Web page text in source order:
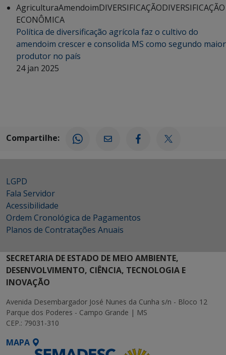
AgriculturaAmendoimDIVERSIFICAÇÃODIVERSIFICAÇÃO
ECONÔMICA
Política de diversificação agrícola faz o cultivo do
amendoim crescer e consolida MS como segundo maior
produtor no país
24 jan 2025
Compartilhe:
LGPD
Fala Servidor
Acessibilidade
Ordem Cronológica de Pagamentos
Planos de Contratações Anuais
SECRETARIA DE ESTADO DE MEIO AMBIENTE,
DESENVOLVIMENTO, CIÊNCIA, TECNOLOGIA E
INOVAÇÃO
Avenida Desembargador José Nunes da Cunha s/n - Bloco 12
Parque dos Poderes - Campo Grande | MS
CEP.: 79031-310
MAPA